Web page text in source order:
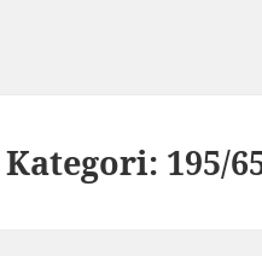
Kategori: 195/